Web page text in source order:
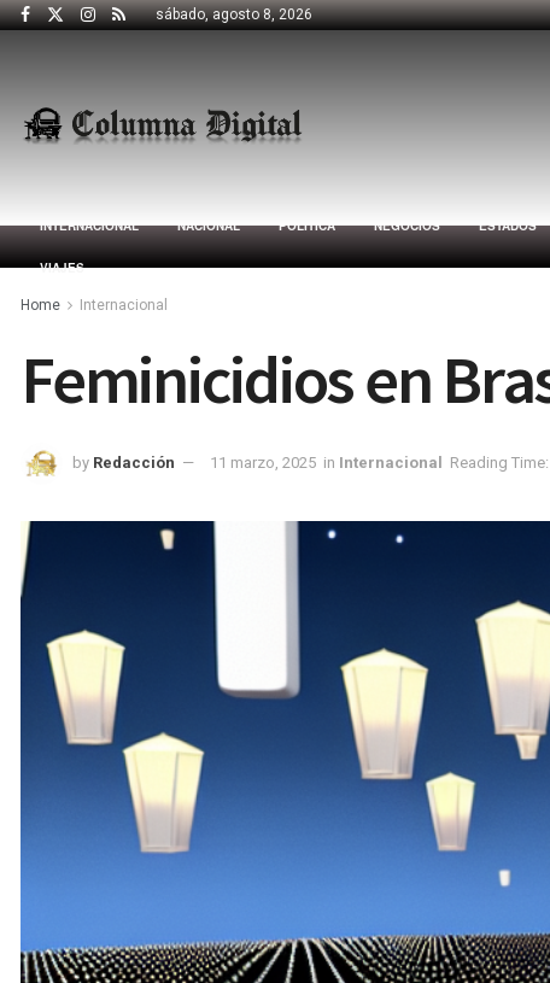
sábado, agosto 8, 2026
INTERNACIONAL NACIONAL POLÍTICA NEGOCIOS ESTADOS
VIAJES
Home Internacional
Feminicidios en
by Redacción 11 marzo, 2025 in Internacional Reading